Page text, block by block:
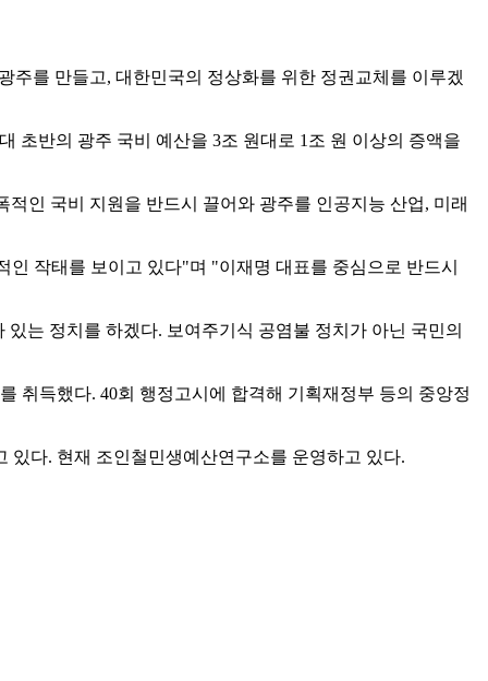
를 만들고, 대한민국의 정상화를 위한 정권교체를 이루겠
초반의 광주 국비 예산을 3조 원대로 1조 원 이상의 증액을
인 국비 지원을 반드시 끌어와 광주를 인공지능 산업, 미래
작태를 보이고 있다"며 "이재명 대표를 중심으로 반드시
는 정치를 하겠다. 보여주기식 공염불 정치가 아닌 국민의
취득했다. 40회 행정고시에 합격해 기획재정부 등의 중앙정
있다. 현재 조인철민생예산연구소를 운영하고 있다.